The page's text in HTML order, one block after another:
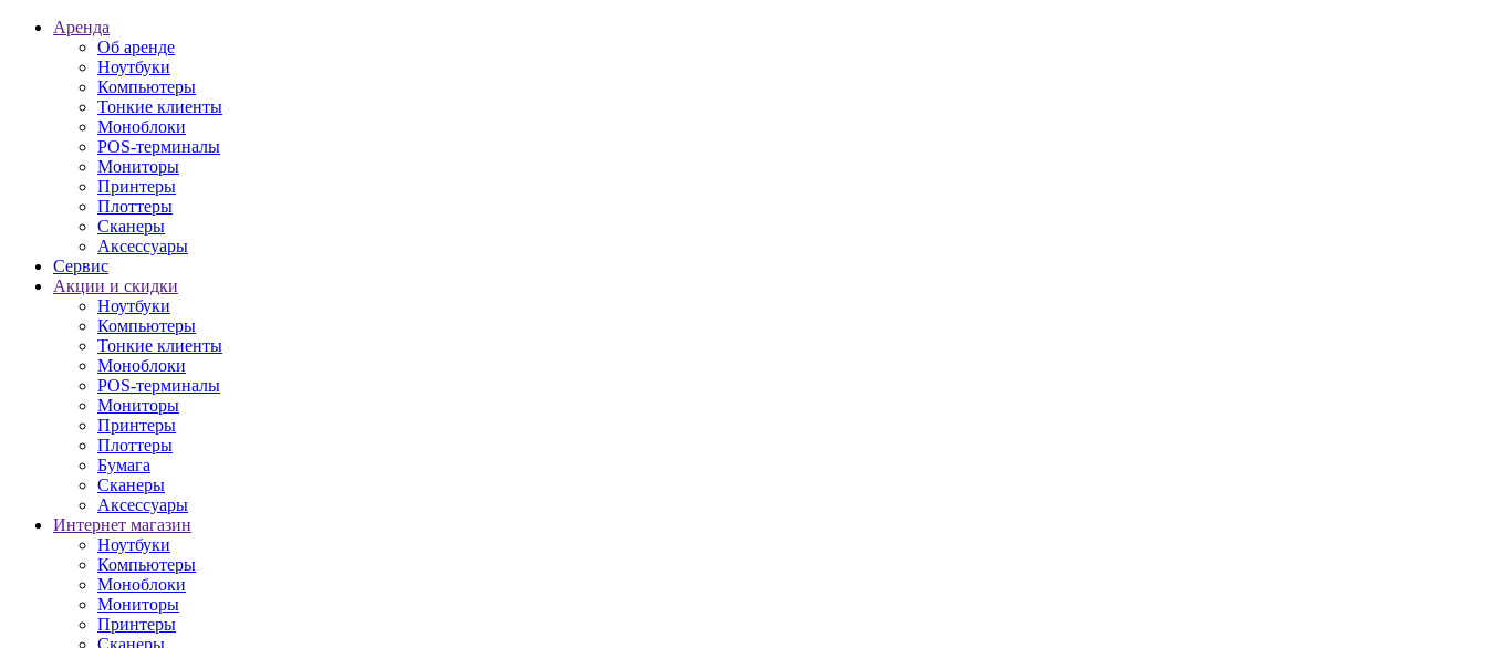
Аренда
Об аренде
Ноутбуки
Компьютеры
Тонкие клиенты
Моноблоки
POS-терминалы
Мониторы
Принтеры
Плоттеры
Сканеры
Аксессуары
Сервис
Акции и скидки
Ноутбуки
Компьютеры
Тонкие клиенты
Моноблоки
POS-терминалы
Мониторы
Принтеры
Плоттеры
Бумага
Сканеры
Аксессуары
Интернет магазин
Ноутбуки
Компьютеры
Моноблоки
Мониторы
Принтеры
Сканеры